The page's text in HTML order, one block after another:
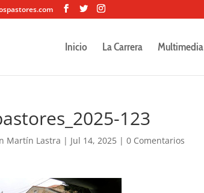
Inicio La Carrera Multimedia
123
Martín Lastra | Jul 14, 2025 |0 Comentarios